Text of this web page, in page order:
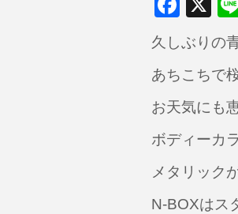
a
c
e
b
o
o
k
久しぶりの
あちこちで
お天気にも
ボディーカ
メタリック
N-BOXはス